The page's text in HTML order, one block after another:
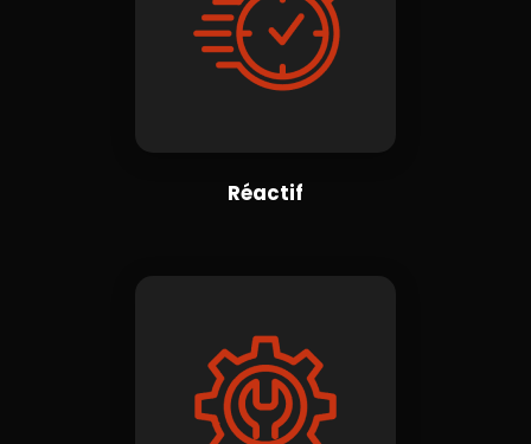
Réactif